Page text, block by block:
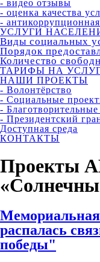
- видео отзывы
- оценка качества
-
УСЛУГИ
Виды социальных
Порядок
Количество
ТАРИФЫ НА
НАШИ ПРОЕКТЫ
- Волонтёрство
- Социальные
-
- Президентский
Доступная среда
КОНТАКТЫ
Проекты
распалась
победы"